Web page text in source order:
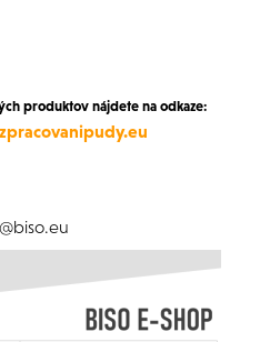
produktov nájdete na odkaze: